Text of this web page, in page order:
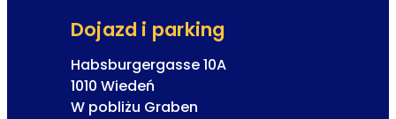
Dojazd i parking
Habsburgergasse 10A
1010 Wiedeń
W pobliżu Graben